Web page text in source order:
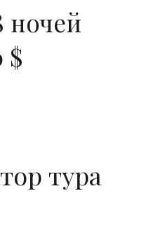
ночей
$
тура